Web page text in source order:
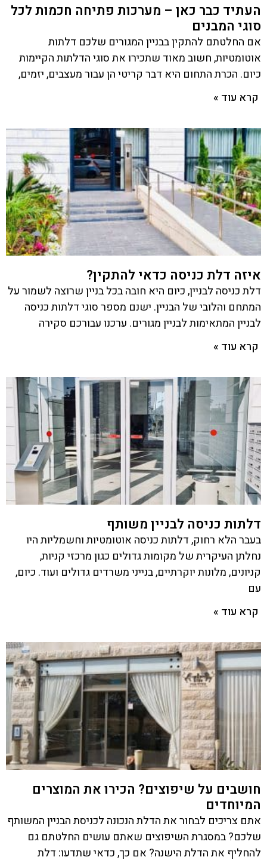
העתיד כבר כאן – מערכות פתיחה חכמות לכל
סוגי המבנים
אם החלטתם להתקין בבניין המגורים שלכם דלתות
אוטומטיות, חשוב מאוד שתכירו את סוגי הדלתות הקיימות
כיום. הכרת התחום היא דבר קריטי הן עבור מעצבים, יזמים,
קרא עוד »
איזה דלת כניסה כדאי להתקין?
דלת כניסה לבניין, כיום היא חובה בכל בניין שרוצה לשמור על
המתחם והלובי של הבניין. ישנם מספר סוגי דלתות כניסה
לבניין המתאימות לבניין מגורים. ערכנו עבורכם סקירה
קרא עוד »
דלתות כניסה לבניין משותף
בעבר הלא רחוק, דלתות כניסה אוטומטיות וחשמליות היו
נחלתן העיקרית של מקומות גדולים כגון מרכזי קניות,
קניונים, מלונות יוקרתיים, בנייני משרדים גדולים ועוד. כיום,
עם
קרא עוד »
חושבים על שיפוצים? הכירו את המוצרים
המיוחדים
אתם צריכים לבחור את הדלת הנכונה לכניסת הבניין המשותף
שלכם? במסגרת השיפוצים שאתם עושים החלטתם גם
להחליף את הדלת הישנה? אם כך, כדאי שתדעו: דלת